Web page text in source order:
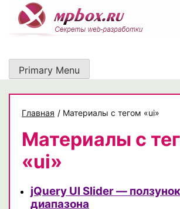
content
Primary Menu
Главная / Материалы с тегом «ui»
Материалы с
«ui»
jQuery UI Slider —
диапазона